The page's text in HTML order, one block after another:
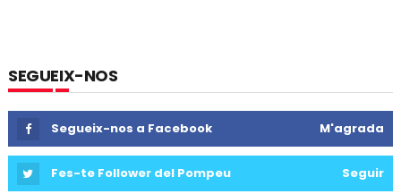
SEGUEIX-NOS
Segueix-nos a Facebook M'agrada
Fes-te Follower del Pompeu Seguir